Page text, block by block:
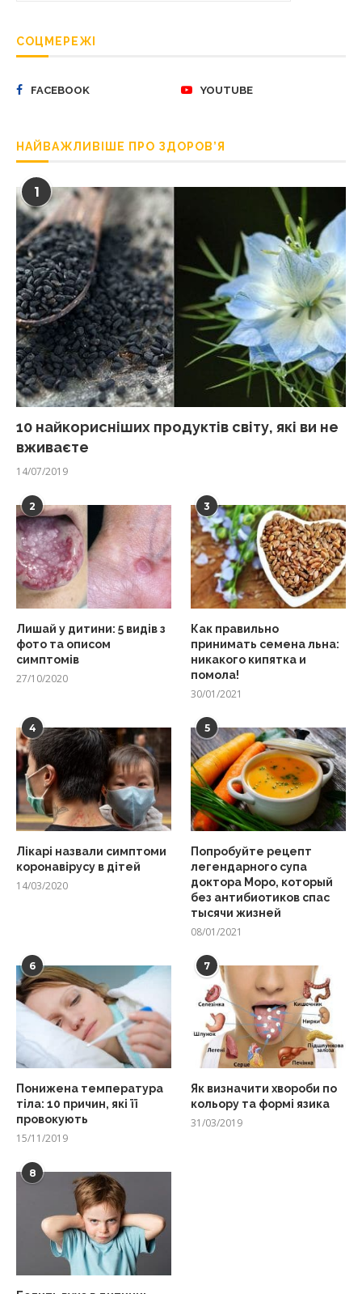
СОЦМЕРЕЖІ
FACEBOOK YOUTUBE
НАЙВАЖЛИВІШЕ ПРО ЗДОРОВ’Я
1
10 найкорисніших продуктів світу, які ви не
вживаєте
14/07/2019
2
Лишай у дитини: 5 видів з
фото та описом
симптомів
27/10/2020
3
Как правильно
принимать семена льна:
никакого кипятка и
помола!
30/01/2021
4
Лікарі назвали симптоми
коронавірусу в дітей
14/03/2020
5
Попробуйте рецепт
легендарного супа
доктора Моро, который
без антибиотиков спас
тысячи жизней
08/01/2021
6
Понижена температура
тіла: 10 причин, які її
провокують
15/11/2019
7
Як визначити хвороби по
кольору та формі язика
31/03/2019
8